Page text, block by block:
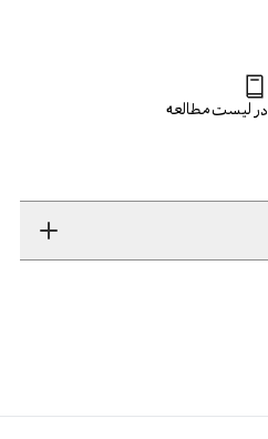
در لیست مطالعه